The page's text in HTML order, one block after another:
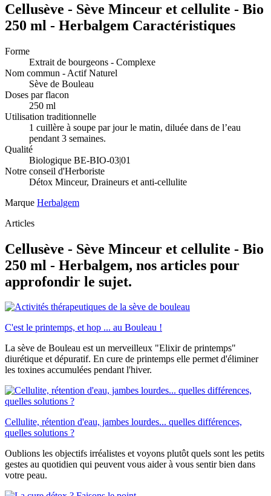
Cellusève - Sève Minceur et cellulite - Bio
250 ml - Herbalgem Caractéristiques
Forme
Extrait de bourgeons - Complexe
Nom commun - Actif Naturel
Sève de Bouleau
Doses par flacon
250 ml
Utilisation traditionnelle
1 cuillère à soupe par jour le matin, diluée dans de l’eau
pendant 3 semaines.
Qualité
Biologique BE-BIO-03|01
Notre conseil d'Herboriste
Détox Minceur, Draineurs et anti-cellulite
Marque Herbalgem
Articles
Cellusève - Sève Minceur et cellulite - Bio
250 ml - Herbalgem, nos articles pour
approfondir le sujet.
C'est le printemps, et hop ... au Bouleau !
La sève de Bouleau est un merveilleux "Elixir de printemps"
diurétique et dépuratif. En cure de printemps elle permet d'éliminer
les toxines accumulées pendant l'hiver.
Cellulite, rétention d'eau, jambes lourdes... quelles différences,
quelles solutions ?
Oublions les objectifs irréalistes et voyons plutôt quels sont les petits
gestes au quotidien qui peuvent vous aider à vous sentir bien dans
votre peau.